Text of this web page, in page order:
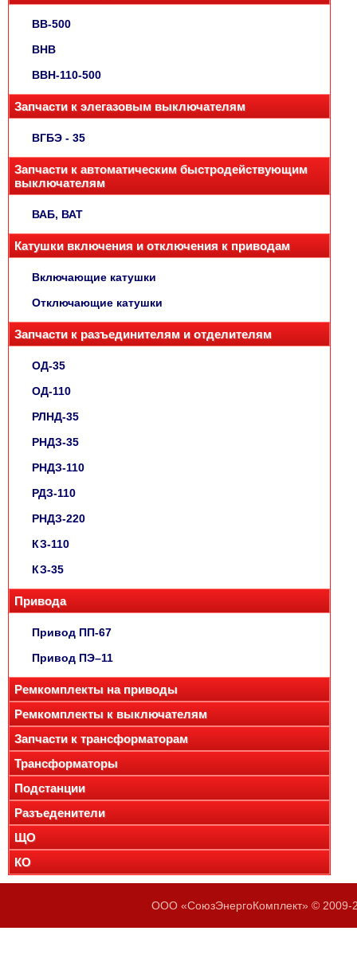
ВВ-500
ВНВ
ВВН-110-500
Запчасти к элегазовым выключателям
ВГБЭ - 35
Запчасти к автоматическим быстродействующим
выключателям
ВАБ, ВАТ
Катушки включения и отключения к приводам
Включающие катушки
Отключающие катушки
Запчасти к разъединителям и отделителям
ОД-35
ОД-110
РЛНД-35
РНДЗ-35
РНДЗ-110
РДЗ-110
РНДЗ-220
КЗ-110
КЗ-35
Привода
Привод ПП-67
Привод ПЭ–11
Ремкомплекты на приводы
Ремкомплекты к выключателям
Запчасти к трансформаторам
Трансформаторы
Подстанции
Разъеденители
ЩО
КО
ООО «СоюзЭнергоКомплект» © 2009-